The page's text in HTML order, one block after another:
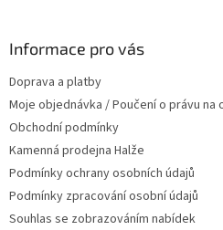
Informace pro vás
Doprava a platby
Moje objednávka / Poučení o právu
Obchodní podmínky
Kamenná prodejna Halže
Podmínky ochrany osobních údajů
Podmínky zpracování osobní údajů
Souhlas se zobrazováním nabídek